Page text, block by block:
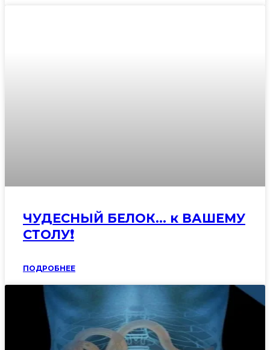
ЧУДЕСНЫЙ БЕЛОК… к ВАШЕМУ
СТОЛУ❗️
ПОДРОБНЕЕ